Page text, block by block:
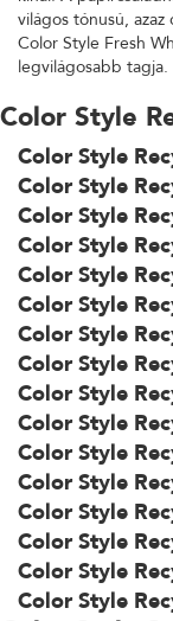
kínál. A
világos tónusú,
Color Style Fresh
legvilágosabb tagja.
Color Style
Color Style
Color Style
Color Style
Color Style
Color Style
Color Style
Color Style
Color Style
Color Style
Color Style
Color Style
Color Style
Color Style
Color Style
Color Style
Color Style